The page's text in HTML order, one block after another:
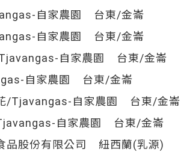
自家農園 台東/金崙
自家農園 台東/金崙
自家農園 台東/金崙
自家農園 台東/金崙
/Tjavangas-自家農園 台東/金崙
自家農園 台東/金崙
品股份有限公司 紐西蘭(乳源)